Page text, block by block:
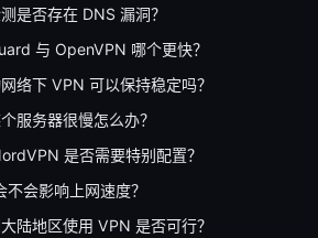
是否存在 DNS 漏洞？
与 OpenVPN 哪个更快？
络下 VPN 可以保持稳定吗？
服务器很慢怎么办？
是否需要特别配置？
不会影响上网速度？
陆地区使用 VPN 是否可行？